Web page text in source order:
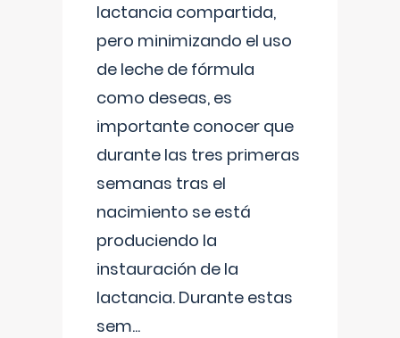
lactancia compartida,
pero minimizando el uso
de leche de fórmula
como deseas, es
importante conocer que
durante las tres primeras
semanas tras el
nacimiento se está
produciendo la
instauración de la
lactancia. Durante estas
sem...